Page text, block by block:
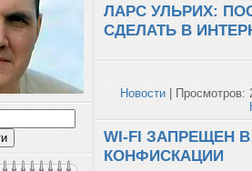
ЛАРС УЛЬРИХ:
СДЕЛАТЬ В
Новости | Просмотров:
WI-FI ЗАПРЕЩЕН
КОНФИСКАЦИИ